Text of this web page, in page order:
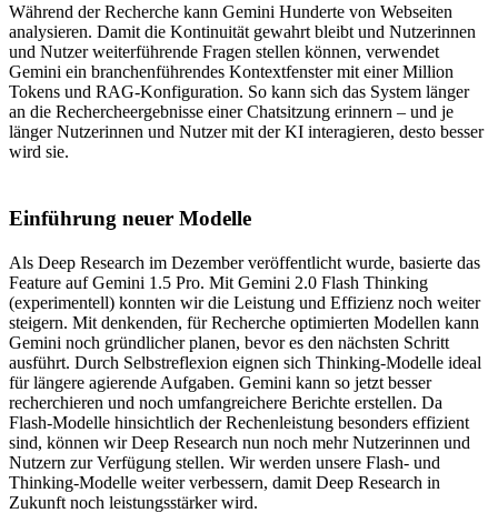
Während der Recherche kann Gemini Hunderte von Webseiten
analysieren. Damit die Kontinuität gewahrt bleibt und Nutzerinnen
und Nutzer weiterführende Fragen stellen können, verwendet
Gemini ein branchenführendes Kontextfenster mit einer Million
Tokens und RAG-Konfiguration. So kann sich das System länger
an die Rechercheergebnisse einer Chatsitzung erinnern – und je
länger Nutzerinnen und Nutzer mit der KI interagieren, desto besser
wird sie.
Einführung neuer Modelle
Als Deep Research im Dezember veröffentlicht wurde, basierte das
Feature auf Gemini 1.5 Pro. Mit Gemini 2.0 Flash Thinking
(experimentell) konnten wir die Leistung und Effizienz noch weiter
steigern. Mit denkenden, für Recherche optimierten Modellen kann
Gemini noch gründlicher planen, bevor es den nächsten Schritt
ausführt. Durch Selbstreflexion eignen sich Thinking-Modelle ideal
für längere agierende Aufgaben. Gemini kann so jetzt besser
recherchieren und noch umfangreichere Berichte erstellen. Da
Flash-Modelle hinsichtlich der Rechenleistung besonders effizient
sind, können wir Deep Research nun noch mehr Nutzerinnen und
Nutzern zur Verfügung stellen. Wir werden unsere Flash- und
Thinking-Modelle weiter verbessern, damit Deep Research in
Zukunft noch leistungsstärker wird.